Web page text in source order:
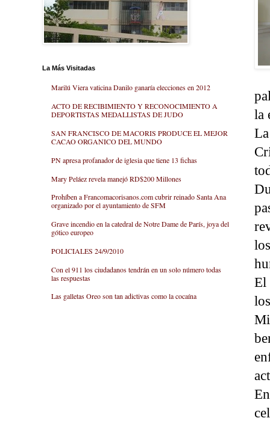
la
El
La Más Visitadas
Marilú Viera vaticina Danilo ganaría elecciones en 2012
ACTO DE RECIBIMIENTO Y RECONOCIMIENTO A
DEPORTISTAS MEDALLISTAS DE JUDO
SAN FRANCISCO DE MACORIS PRODUCE EL MEJOR
CACAO ORGANICO DEL MUNDO
PN apresa profanador de iglesia que tiene 13 fichas
Mary Peláez revela manejó RD$200 Millones
Prohíben a Francomacorisanos.com cubrir reinado Santa Ana
organizado por el ayuntamiento de SFM
Grave incendio en la catedral de Notre Dame de París, joya del
gótico europeo
POLICIALES 24/9/2010
Con el 911 los ciudadanos tendrán en un solo número todas
las respuestas
Las galletas Oreo son tan adictivas como la cocaína